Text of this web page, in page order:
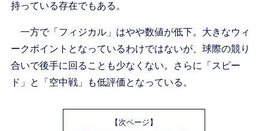
持っている存在でもある。
一方で「フィジカル」はやや数値が低下。大きなウィ
ークポイントとなっているわけではないが、球際の競り
合いで後手に回ることも少なくない。さらに「スピー
ド」と「空中戦」も低評価となっている。
【次ページ】